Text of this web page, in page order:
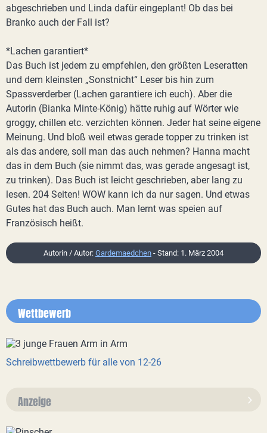
abgeschrieben und Linda dafür eingeplant! Ob das bei
Branko auch der Fall ist?
*Lachen garantiert*
Das Buch ist jedem zu empfehlen, den größten Leseratten
und dem kleinsten „Sonstnicht“ Leser bis hin zum
Spassverderber (Lachen garantiere ich euch). Aber die
Autorin (Bianka Minte-König) hätte ruhig auf Wörter wie
groggy, chillen etc. verzichten können. Jeder hat seine eigene
Meinung. Und bloß weil etwas gerade topper zu trinken ist
als das andere, soll man das auch nehmen? Hanna macht
das in dem Buch (sie nimmt das, was gerade angesagt ist,
zu trinken). Das Buch ist leicht geschrieben, aber lang zu
lesen. 204 Seiten! WOW kann ich da nur sagen. Und etwas
Gutes hat das Buch auch. Man lernt was speien auf
Französisch heißt.
Autorin / Autor: Gardemaedchen - Stand: 1. März 2004
Wettbewerb
Schreibwettbewerb für alle von 12-26
Anzeige